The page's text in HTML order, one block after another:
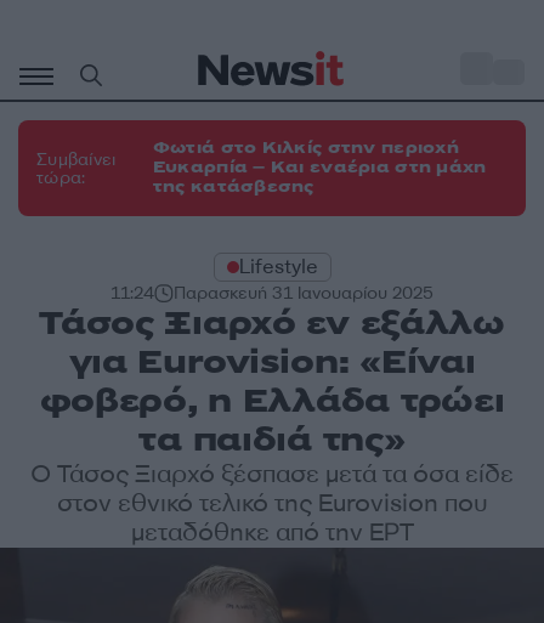
περιεχόμενο
Συμβαίνει
τώρα:
Φωτιά στο Κιλκίς στην περιοχή
Ευκαρπία – Και εναέρια στη μάχη
της κατάσβεσης
Lifestyle
11:24 Παρασκευή 31 Ιανουαρίου 2025
Τάσος Ξιαρχό εν εξάλλω
για Eurovision: «Είναι
φοβερό, η Ελλάδα τρώει
τα παιδιά της»
Ο Τάσος Ξιαρχό ξέσπασε μετά τα όσα είδε
στον εθνικό τελικό της Eurovision που
μεταδόθηκε από την ΕΡΤ